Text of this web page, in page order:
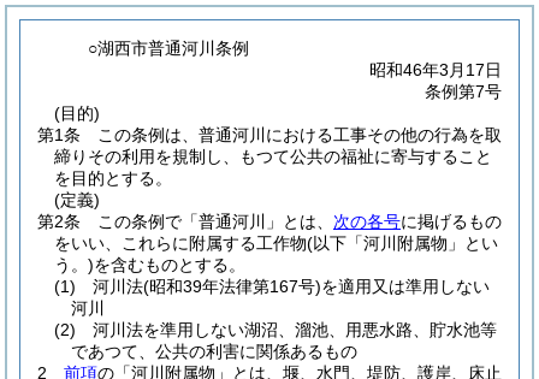
○湖西市普通河川条例
昭和46年3月17日
条例第7号
(目的)
第1条
この条例は、普通河川における工事その他の行為を取
締りその利用を規制し、もつて公共の福祉に寄与すること
を目的とする。
(定義)
第2条
この条例で「普通河川」とは、 次の各号に掲げるもの
をいい、これらに附属する工作物(以下「河川附属物」とい
う。)を含むものとする。
(1)
河川法(昭和39年法律第167号)を適用又は準用しない
河川
(2)
河川法を準用しない湖沼、溜池、用悪水路、貯水池等
であつて、公共の利害に関係あるもの
2
前項の「河川附属物」とは、堰、水門、堤防、護岸、床止